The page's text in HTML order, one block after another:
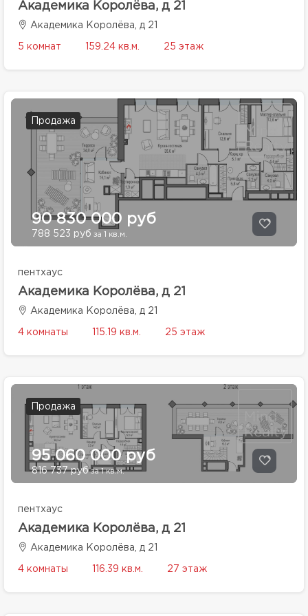
Академика Королёва, д 21
Академика Королёва, д 21
5 комнат 159.24 кв.м. 25 этаж
Продажа
90 830 000 руб
788 523 руб за 1 кв.м.
пентхаус
Академика Королёва, д 21
Академика Королёва, д 21
4 комнаты 115.19 кв.м. 25 этаж
Продажа
95 060 000 руб
816 737 рубза 1 кв.м.
пентхаус
Академика Королёва, д 21
Академика Королёва, д 21
4 комнаты 116.39 кв.м. 27 этаж